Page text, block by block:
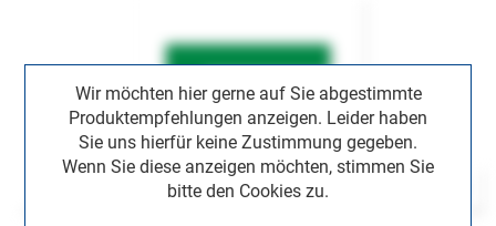
Wir möchten hier gerne auf Sie abgestimmte
Produktempfehlungen anzeigen. Leider haben
Sie uns hierfür keine Zustimmung gegeben.
Wenn Sie diese anzeigen möchten, stimmen Sie
bitte den Cookies zu.